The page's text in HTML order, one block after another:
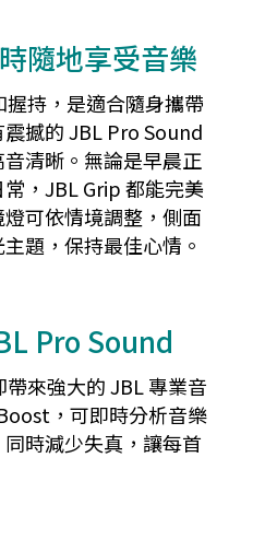
隨地享受音樂
持，是適合隨身攜帶
撼的 JBL Pro Sound
清晰。無論是早晨正
，JBL Grip 都能完美
可依情境調整，側面
題，保持最佳心情。
Pro Sound
來強大的 JBL 專業音
，可即時分析音樂
時減少失真，讓每首